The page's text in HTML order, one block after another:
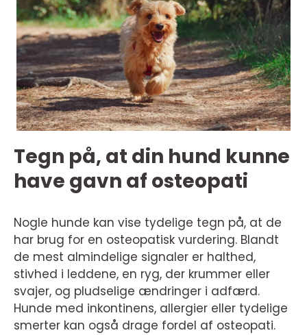
Tegn på, at din hund kunne
have gavn af osteopati
Nogle hunde kan vise tydelige tegn på, at de
har brug for en osteopatisk vurdering. Blandt
de mest almindelige signaler er halthed,
stivhed i leddene, en ryg, der krummer eller
svajer, og pludselige ændringer i adfærd.
Hunde med inkontinens, allergier eller tydelige
smerter kan også drage fordel af osteopati.